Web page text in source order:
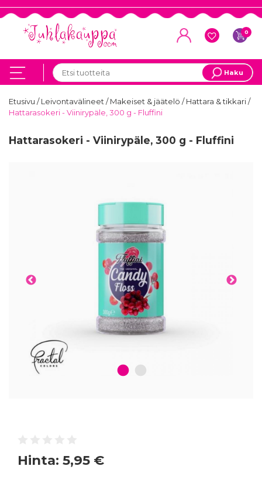
0
Haku
Etusivu /Leivontavälineet/Makeiset & jäätelö /Hattara & tikkari/
Hattarasokeri - Viinirypäle, 300 g - Fluffini
Hattarasokeri - Viinirypäle, 300 g - Fluffini
1 2
Hinta: 5,95 €